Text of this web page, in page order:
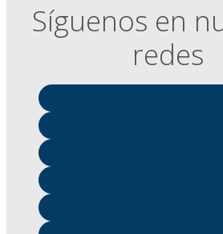
Síguenos en
redes